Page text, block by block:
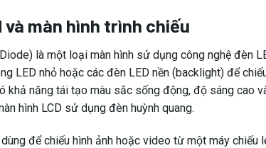
và màn hình trình chiếu
là một loại màn hình sử dụng công nghệ đèn
LED nhỏ hoặc các đèn LED nền (backlight) để
khả năng tái tạo màu sắc sống động, độ sáng cao
hình LCD sử dụng đèn huỳnh quang.
để chiếu hình ảnh hoặc video từ một máy